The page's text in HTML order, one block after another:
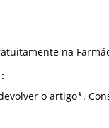
na
o artigo*.